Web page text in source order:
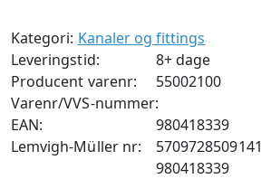
mm
25
mm
isolering
antal
Kategori: Kanaler og fittings
Leveringstid:
8+ dage
Producent varenr:
55002100
Varenr/VVS-nummer:
980418339
EAN:
5709728509141
Lemvigh-Müller nr:
980418339